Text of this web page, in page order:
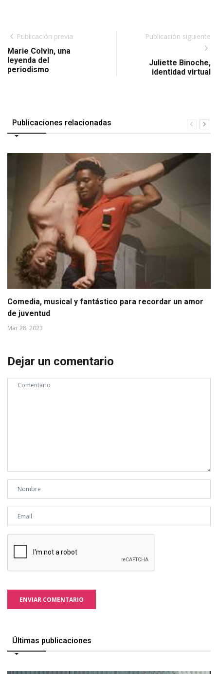
Publicación previa
Marie Colvin, una
leyenda del
periodismo
Publicación siguiente
Juliette Binoche,
identidad virtual
Publicaciones relacionadas
Comedia, musical y fantástico para recordar un amor
de juventud
Mar 28, 2023
Dejar un comentario
ENVIAR COMENTARIO
Últimas publicaciones